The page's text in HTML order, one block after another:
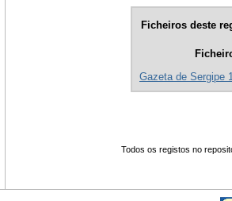
Ficheiros deste
Gazeta de Sergipe
Todos os registos no